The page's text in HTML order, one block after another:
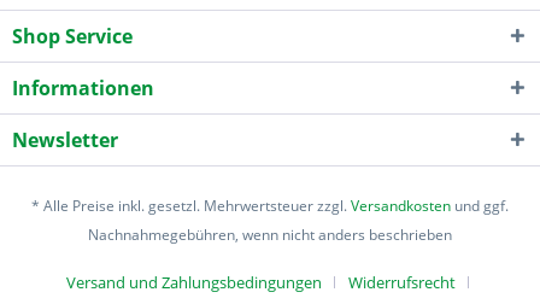
Shop Service
Informationen
Newsletter
* Alle Preise inkl. gesetzl. Mehrwertsteuer zzgl.Versandkosten und ggf.
Nachnahmegebühren, wenn nicht anders beschrieben
Versand und Zahlungsbedingungen Widerrufsrecht